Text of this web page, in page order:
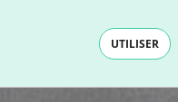
UTILISER